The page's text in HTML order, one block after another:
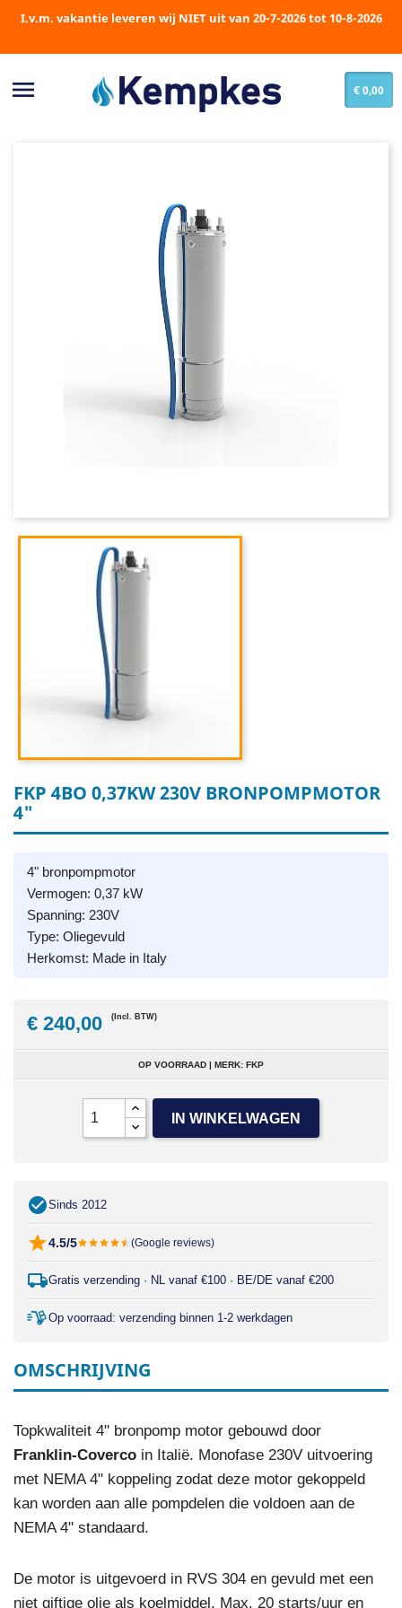
I.v.m. vakantie leveren wij NIET uit van 20-7-2026 tot 10-8-2026
 € 0,00
FKP 4BO 0,37KW 230V BRONPOMPMOTOR
4"
4" bronpompmotor
Vermogen: 0,37 kW
Spanning: 230V
Type: Oliegevuld
Herkomst: Made in Italy
€ 240,00 (Incl. BTW)
OP VOORRAAD | MERK: FKP
IN WINKELWAGEN
Sinds 2012
4.5/5 (Google reviews)
Gratis verzending · NL vanaf €100 · BE/DE vanaf €200
Op voorraad: verzending binnen 1-2 werkdagen
OMSCHRIJVING
Topkwaliteit 4" bronpomp motor gebouwd door
Franklin-Coverco in Italië. Monofase 230V uitvoering
met NEMA 4" koppeling zodat deze motor gekoppeld
kan worden aan alle pompdelen die voldoen aan de
NEMA 4" standaard.
De motor is uitgevoerd in RVS 304 en gevuld met een
niet giftige olie als koelmiddel. Max. 20 starts/uur en